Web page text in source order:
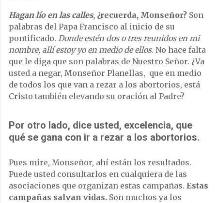
Hagan lío en las calles, ¿recuerda, Monseñor? Son
palabras del Papa Francisco al inicio de su
pontificado. Donde estén dos o tres reunidos en mi
nombre, allí estoy yo en medio de ellos. No hace falta
que le diga que son palabras de Nuestro Señor. ¿Va
usted a negar, Monseñor Planellas, que en medio
de todos los que van a rezar a los abortorios, está
Cristo también elevando su oración al Padre?
Por otro lado, dice usted, excelencia, que
qué se gana con ir a rezar a los abortorios.
Pues mire, Monseñor, ahí están los resultados.
Puede usted consultarlos en cualquiera de las
asociaciones que organizan estas campañas. Estas
campañas salvan vidas. Son muchos ya los